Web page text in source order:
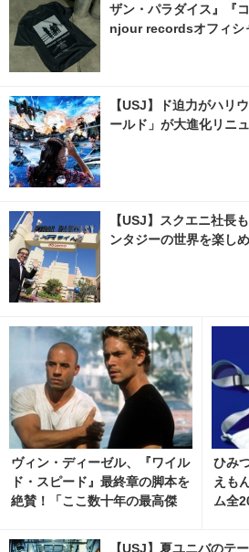
ザン・パラダイス』『
njour recordsオフィシ
【USJ】ド迫力がハリ
ールド」が大進化リニ
【USJ】スクエニ社長
ンタジーの世界を楽し
ヴィン・ディーゼル、『ワイル
ド・スピード』最終章の脚本を
絶賛！「ここ数十年の最高傑
ひみ
えも
ム全
像 |
【USJ】夏ユニバのテ